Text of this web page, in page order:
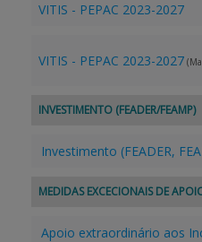
VITIS - PEPAC 2023-2027
VITIS - PEPAC 2023-2027
INVESTIMENTO (FEADER/FEAMP)
Investimento (FEADER,
MEDIDAS EXCECIONAIS DE
Apoio extraordinário aos